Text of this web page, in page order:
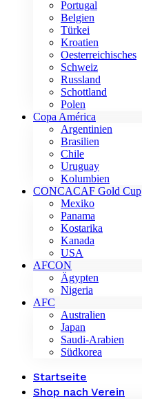
Portugal
Belgien
Türkei
Kroatien
Oesterreichisches
Schweiz
Russland
Schottland
Polen
Copa América
Argentinien
Brasilien
Chile
Uruguay
Kolumbien
CONCACAF Gold Cup
Mexiko
Panama
Kostarika
Kanada
USA
AFCON
Ägypten
Nigeria
AFC
Australien
Japan
Saudi-Arabien
Südkorea
Startseite
Shop nach Verein